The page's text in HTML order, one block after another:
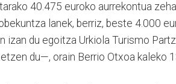
40.475 euroko aurrekontua
lanek, berriz, beste 4.000
izan du egoitza Urkiola Turismo
du—, orain Berrio Otxoa kaleko